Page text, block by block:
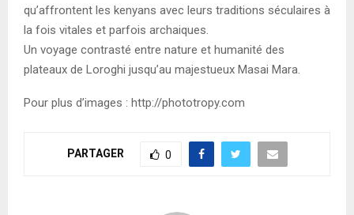
qu’affrontent les kenyans avec leurs traditions séculaires à
la fois vitales et parfois archaiques.
Un voyage contrasté entre nature et humanité des
plateaux de Loroghi jusqu’au majestueux Masai Mara.
Pour plus d’images : http://phototropy.com
PARTAGER 0